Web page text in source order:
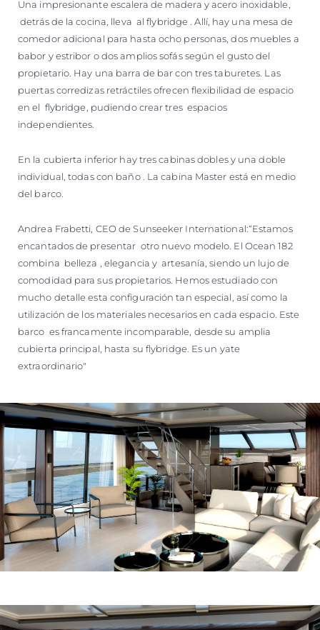
Una impresionante escalera de madera y acero inoxidable,
detrás de la cocina, lleva al flybridge . Allí, hay una mesa de
comedor adicional para hasta ocho personas, dos muebles a
babor y estribor o dos amplios sofás según el gusto del
propietario. Hay una barra de bar con tres taburetes. Las
puertas corredizas retráctiles ofrecen flexibilidad de espacio
en el flybridge, pudiendo crear tres espacios
independientes.
En la cubierta inferior hay tres cabinas dobles y una doble
individual, todas con baño . La cabina Master está en medio
del barco.
Andrea Frabetti, CEO de Sunseeker International:“Estamos
encantados de presentar otro nuevo modelo. El Ocean 182
combina belleza , elegancia y artesanía, siendo un lujo de
comodidad para sus propietarios. Hemos estudiado con
mucho detalle esta configuración tan especial, así como la
utilización de los materiales necesarios en cada espacio. Este
barco es francamente incomparable, desde su amplia
cubierta principal, hasta su flybridge. Es un yate
extraordinario"